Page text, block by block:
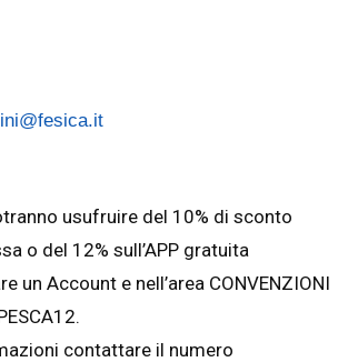
usufruire del 10% di sconto
o del 12% sull’APP gratuita
un Account e nell’area CONVENZIONI
contattare il numero